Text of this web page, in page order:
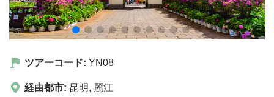
ツアーコード: YN08
経由都市: 昆明, 麗江